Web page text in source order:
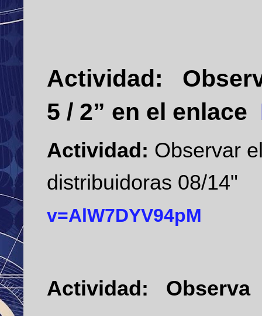
Actividad:
5 / 2” en el enlace
Actividad: Observar
distribuidoras 08/14"
v=AlW7DYV94pM
Actividad: Observa